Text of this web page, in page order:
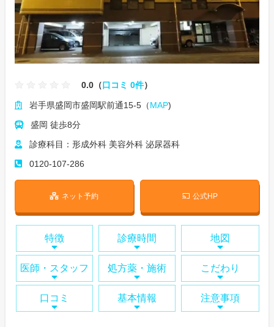
0.0（口コミ 0件）
岩手県盛岡市盛岡駅前通15-5（MAP)
盛岡 徒歩8分
診療科目：形成外科 美容外科 泌尿器科
0120-107-286
ネット予約 公式HP
特徴 診療時間 地図
医師・スタッフ 処方薬・施術 こだわり
口コミ 基本情報 注意事項